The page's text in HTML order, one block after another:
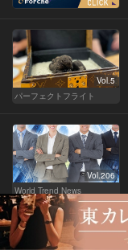
Vol.5
パーフェクトフライト
Vol.206
World Trend News